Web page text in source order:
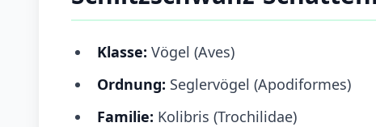
Klasse: Vögel (Aves)
Ordnung: Seglervögel (Apodiformes)
Familie: Kolibris (Trochilidae)